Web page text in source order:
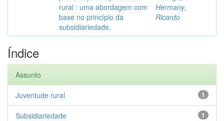
rural : uma abordagem com
base no princípio da
subsidiariedade.
Hermany,
Ricardo
Índice
Assunto
1
Juventude rural
1
Subsidiariedade